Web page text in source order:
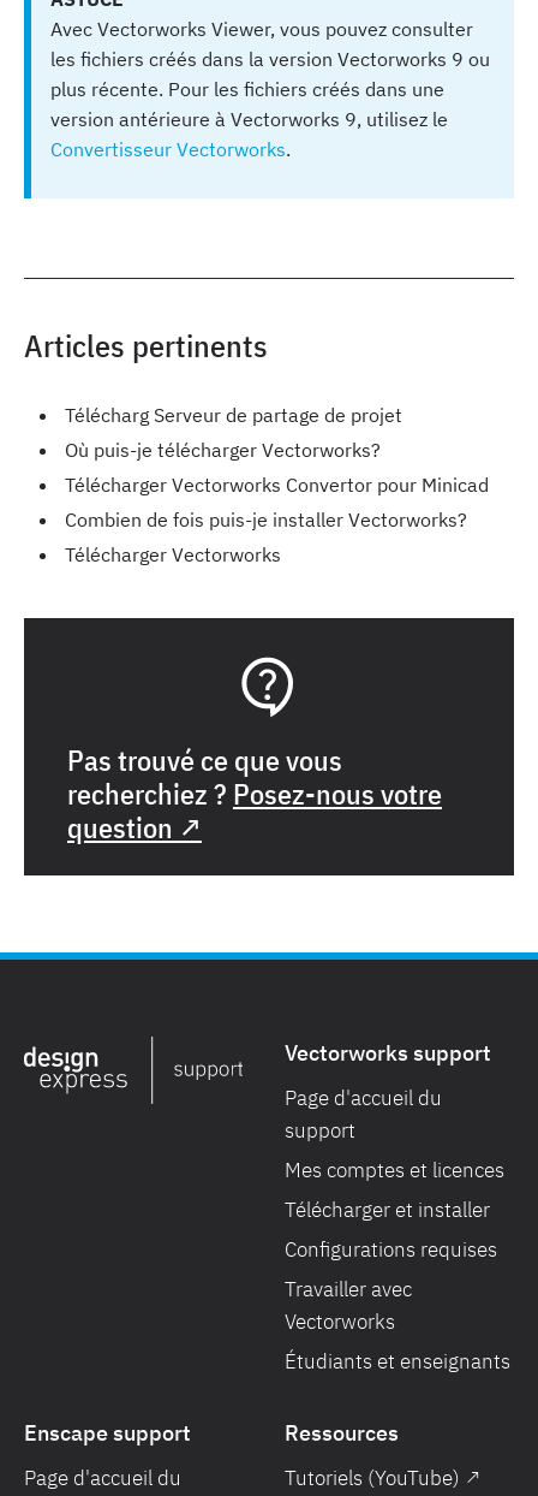
Avec Vectorworks Viewer, vous pouvez consulter
les fichiers créés dans la version Vectorworks 9 ou
plus récente. Pour les fichiers créés dans une
version antérieure à Vectorworks 9, utilisez le
Convertisseur Vectorworks.
Articles pertinents
Télécharg Serveur de partage de projet
Où puis-je télécharger Vectorworks?
Télécharger Vectorworks Convertor pour Minicad
Combien de fois puis-je installer Vectorworks?
Télécharger Vectorworks
Pas trouvé ce que vous
recherchiez ? Posez-nous votre
question ↗
Vectorworks support
Page d'accueil du
support
Mes comptes et licences
Télécharger et installer
Configurations requises
Travailler avec
Vectorworks
Étudiants et enseignants
Enscape support
Page d'accueil du
Ressources
Tutoriels (YouTube) ↗